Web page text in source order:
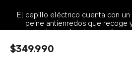
$349.990
El cepillo eléctrico cuenta con
peine antienredos que recoge
mediante una fuerte succión,
manual y solucionando